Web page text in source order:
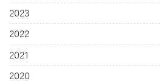
2023
2022
2021
2020